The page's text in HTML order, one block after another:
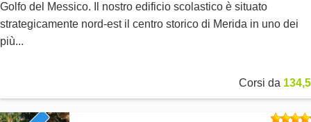
Golfo del Messico. Il nostro edificio scolastico è situato
strategicamente nord-est il centro storico di Merida in uno dei
più...
Corsi da